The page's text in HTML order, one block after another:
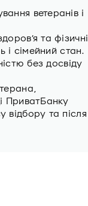
ветеранів i
та фізичні
і сімейний стан.
без досвіду
ПриватБанку
відбору та після